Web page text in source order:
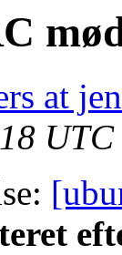
at
UTC